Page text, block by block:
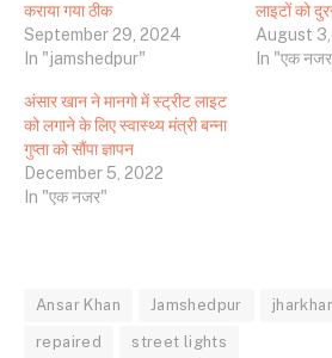
कराया गया ठीक
September 29, 2024
In "jamshedpur"
लाइटों को
August
In "एक
अंसार खान ने मानगो में स्ट्रीट लाइट
को लगाने के लिए स्वास्थ्य मंत्री बन्ना
गुप्ता को सौंपा ज्ञापन
December 5, 2022
In "एक नजर"
Ansar Khan Jamshedpur
repaired street lights